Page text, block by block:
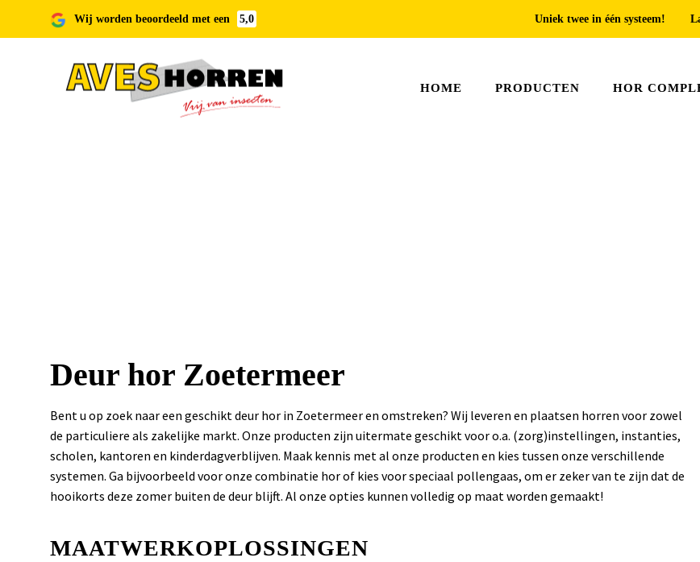
Wij worden beoordeeld met een 5,0 Uniek twee in één systeem!
HOME PRODUCTEN HOR
Deur hor Zoetermeer
Bent u op zoek naar een geschikt deur hor in Zoetermeer en omstreken? Wij leveren en plaatsen horren voor zowel
de particuliere als zakelijke markt. Onze producten zijn uitermate geschikt voor o.a. (zorg)instellingen, instanties,
scholen, kantoren en kinderdagverblijven. Maak kennis met al onze producten en kies tussen onze verschillende
systemen. Ga bijvoorbeeld voor onze combinatie hor of kies voor speciaal pollengaas, om er zeker van te zijn dat de
hooikorts deze zomer buiten de deur blijft. Al onze opties kunnen volledig op maat worden gemaakt!
MAATWERKOPLOSSINGEN